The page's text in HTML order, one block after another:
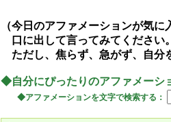
（今日のアファメーションが気
口に出して言ってみてください
ただし、焦らず、急がず、自分
◆自分にぴったりのアファメーシ
◆アファメーションを文字で検索する：